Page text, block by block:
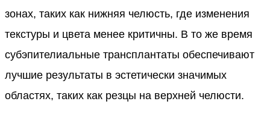
зонах, таких как нижняя челюсть, где изменения
текстуры и цвета менее критичны. В то же время
субэпителиальные трансплантаты обеспечивают
лучшие результаты в эстетически значимых
областях, таких как резцы на верхней челюсти.